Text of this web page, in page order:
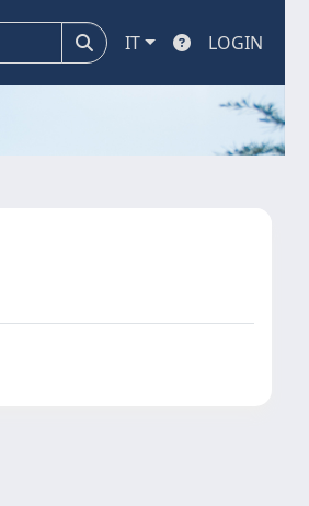
IT LOGIN